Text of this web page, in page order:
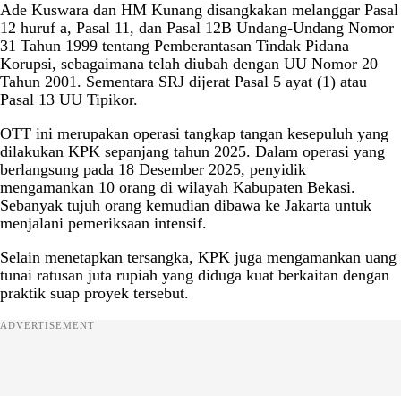
Ade Kuswara dan HM Kunang disangkakan melanggar Pasal
12 huruf a, Pasal 11, dan Pasal 12B Undang-Undang Nomor
31 Tahun 1999 tentang Pemberantasan Tindak Pidana
Korupsi, sebagaimana telah diubah dengan UU Nomor 20
Tahun 2001. Sementara SRJ dijerat Pasal 5 ayat (1) atau
Pasal 13 UU Tipikor.
OTT ini merupakan operasi tangkap tangan kesepuluh yang
dilakukan KPK sepanjang tahun 2025. Dalam operasi yang
berlangsung pada 18 Desember 2025, penyidik
mengamankan 10 orang di wilayah Kabupaten Bekasi.
Sebanyak tujuh orang kemudian dibawa ke Jakarta untuk
menjalani pemeriksaan intensif.
Selain menetapkan tersangka, KPK juga mengamankan uang
tunai ratusan juta rupiah yang diduga kuat berkaitan dengan
praktik suap proyek tersebut.
ADVERTISEMENT